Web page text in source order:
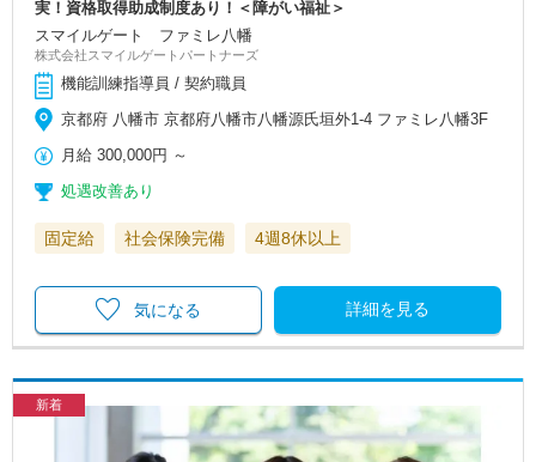
実！資格取得助成制度あり！＜障がい福祉＞
スマイルゲート ファミレ八幡
株式会社スマイルゲートパートナーズ
機能訓練指導員 / 契約職員
京都府 八幡市 京都府八幡市八幡源氏垣外1-4 ファミレ八幡3F
月給 300,000円 ～
処遇改善あり
固定給 社会保険完備 4週8休以上
詳細を見る
気になる
新着